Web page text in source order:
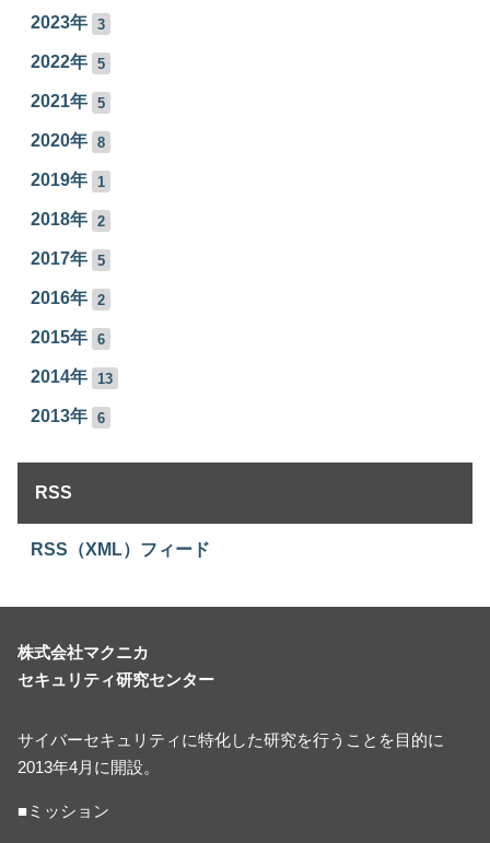
2023年 3
2022年 5
2021年 5
2020年 8
2019年 1
2018年 2
2017年 5
2016年 2
2015年 6
2014年 13
2013年 6
RSS
RSS（XML）フィード
株式会社マクニカ
セキュリティ研究センター
サイバーセキュリティに特化した研究を行うことを目的に
2013年4月に開設。
■ミッション